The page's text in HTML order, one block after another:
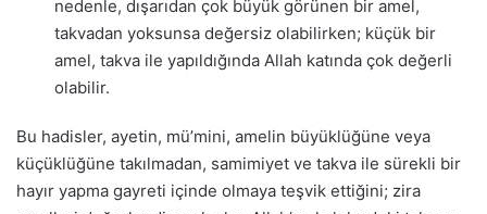
nedenle, dışarıdan çok büyük görünen bir amel,
takvadan yoksunsa değersiz olabilirken; küçük bir
amel, takva ile yapıldığında Allah katında çok değerli
olabilir.
Bu hadisler, ayetin, mü’mini, amelin büyüklüğüne veya
küçüklüğüne takılmadan, samimiyet ve takva ile sürekli bir
hayır yapma gayreti içinde olmaya teşvik ettiğini; zira